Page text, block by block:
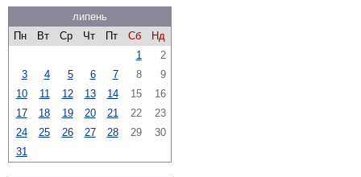
липень
Пн
Вт Ср Чт Пт Сб
Нд
1
2
3
4 5 6 7 8
9
10
11 12 13 14 15
16
17
18 19 20 21 22
23
24
25 26 27 28 29
30
31